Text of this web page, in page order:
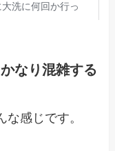
なり混雑する
感じです。